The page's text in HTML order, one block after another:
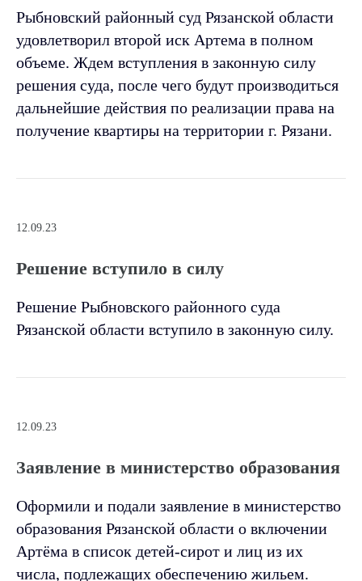
Рыбновский районный суд Рязанской области
удовлетворил второй иск Артема в полном
объеме. Ждем вступления в законную силу
решения суда, после чего будут производиться
дальнейшие действия по реализации права на
получение квартиры на территории г. Рязани.
12.09.23
Решение вступило в силу
Решение Рыбновского районного суда
Рязанской области вступило в законную силу.
12.09.23
Заявление в министерство образования
Оформили и подали заявление в министерство
образования Рязанской области о включении
Артёма в список детей-сирот и лиц из их
числа, подлежащих обеспечению жильем.